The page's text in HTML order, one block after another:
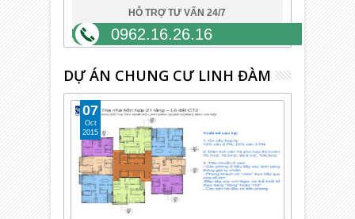
HỖ TRỢ TƯ VẤN 24/7
0962.16.26.16
DỰ ÁN CHUNG CƯ LINH ĐÀM
07
Oct
2015